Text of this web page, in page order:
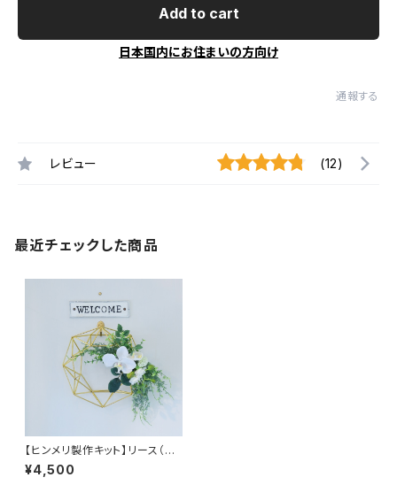
Add to cart
日本国内にお住まいの方向け
通報する
レビュー (12)
最近チェックした商品
【ヒンメリ製作キット】リース（S）
真鍮製
¥4,500